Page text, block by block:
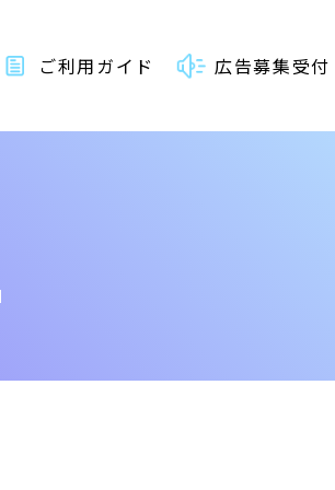
ご利用ガイド 広告募集受付